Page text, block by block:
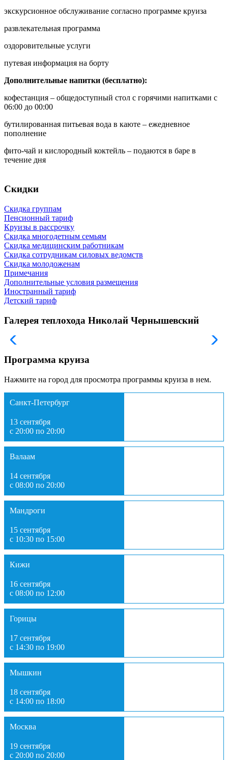
экскурсионное обслуживание согласно программе круиза
развлекательная программа
оздоровительные услуги
путевая информация на борту
Дополнительные напитки (бесплатно):
кофестанция – общедоступный стол с горячими напитками с
06:00 до 00:00
бутилированная питьевая вода в каюте – ежедневное
пополнение
фито-чай и кислородный коктейль – подаются в баре в
течение дня
Скидки
Скидка группам
Пенсионный тариф
Круизы в рассрочку
Скидка многодетным семьям
Скидка медицинским работникам
Скидка сотрудникам силовых ведомств
Скидка молодоженам
Примечания
Дополнительные условия размещения
Иностранный тариф
Детский тариф
Галерея теплохода Николай Чернышевский
Программа круиза
Нажмите на город для просмотра программы круиза в нем.
Санкт-Петербург
13 сентября
с 20:00 по 20:00
Валаам
14 сентября
с 08:00 по 20:00
Мандроги
15 сентября
с 10:30 по 15:00
Кижи
16 сентября
с 08:00 по 12:00
Горицы
17 сентября
с 14:30 по 19:00
Мышкин
18 сентября
с 14:00 по 18:00
Москва
19 сентября
с 20:00 по 20:00